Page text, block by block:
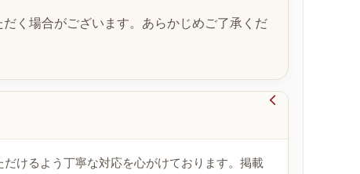
く場合がございます。あらかじめご了承くだ

けるよう丁寧な対応を心がけております。掲載